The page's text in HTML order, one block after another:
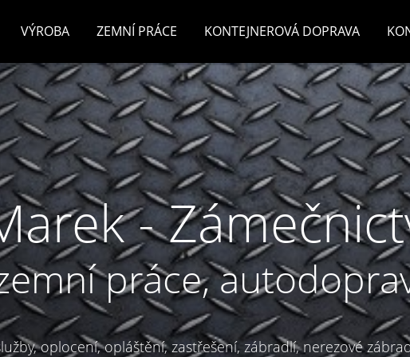
VÝROBA ZEMNÍ PRÁCE KONTEJNEROVÁ DOPRAVA
-
práce,
oplocení, opláštění, zastřešení, zábradlí, nerezové